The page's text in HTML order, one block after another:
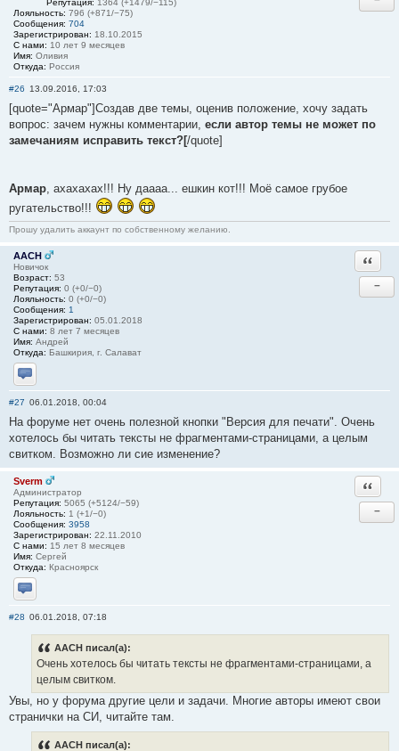
Репутация: 1364 (+1479/−115)
Лояльность: 796 (+871/−75)
Сообщения: 704
Зарегистрирован: 18.10.2015
С нами: 10 лет 9 месяцев
Имя: Оливия
Откуда: Россия
#26 13.09.2016, 17:03
[quote="Армар"]Создав две темы, оценив положение, хочу задать
вопрос: зачем нужны комментарии, если автор темы не может по
замечаниям исправить текст?[/quote]
Армар, ахахахах!!! Ну даааа... ешкин кот!!! Моё самое грубое
ругательство!!!
Прошу удалить аккаунт по собственному желанию.
AACH
Новичок
Возраст: 53
Репутация: 0 (+0/−0)
Лояльность: 0 (+0/−0)
Сообщения: 1
Зарегистрирован: 05.01.2018
С нами: 8 лет 7 месяцев
Имя: Андрей
Откуда: Башкирия, г. Салават
Отправить личное сообщение
−
#27 06.01.2018, 00:04
На форуме нет очень полезной кнопки "Версия для печати". Очень
хотелось бы читать тексты не фрагментами-страницами, а целым
свитком. Возможно ли сие изменение?
Sverm
Администратор
Репутация: 5065 (+5124/−59)
Лояльность: 1 (+1/−0)
Сообщения: 3958
Зарегистрирован: 22.11.2010
С нами: 15 лет 8 месяцев
Имя: Сергей
Откуда: Красноярск
Отправить личное сообщение
−
#28 06.01.2018, 07:18
AACH писал(а):
Очень хотелось бы читать тексты не фрагментами-страницами, а
целым свитком.
Увы, но у форума другие цели и задачи. Многие авторы имеют свои
странички на СИ, читайте там.
AACH писал(а):